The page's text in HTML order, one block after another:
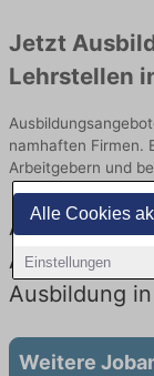
Alle Cookies
Einstellungen
Jetzt
Lehrstellen
namhaften Firmen.
Arbeitgebern und
Ausbildung
Aktuell gibt
Ausbildung
Weitere